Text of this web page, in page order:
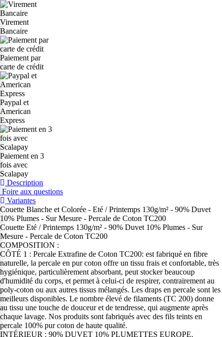
Virement
Bancaire
Paiement par
carte de crédit
Paypal et
American
Express
Paiement en 3
fois avec
Scalapay
Description
Foire aux questions
Variantes
Couette Blanche et Colorée - Eté / Printemps 130g/m² - 90% Duvet
10% Plumes - Sur Mesure - Percale de Coton TC200
Couette Eté / Printemps 130g/m² - 90% Duvet 10% Plumes - Sur
Mesure - Percale de Coton TC200
COMPOSITION :
CÔTÉ 1 : Percale Extrafine de Coton TC200: est fabriqué en fibre
naturelle, la percale en pur coton offre un tissu frais et confortable, très
hygiénique, particulièrement absorbant, peut stocker beaucoup
d'humidité du corps, et permet à celui-ci de respirer, contrairement au
poly-coton ou aux autres tissus mélangés. Les draps en percale sont les
meilleurs disponibles. Le nombre élevé de filaments (TC 200) donne
au tissu une touche de douceur et de tendresse, qui augmente après
chaque lavage. Nos produits sont fabriqués avec des fils teints en
percale 100% pur coton de haute qualité.
INTÉRIEUR : 90% DUVET 10% PLUMETTES EUROPE.